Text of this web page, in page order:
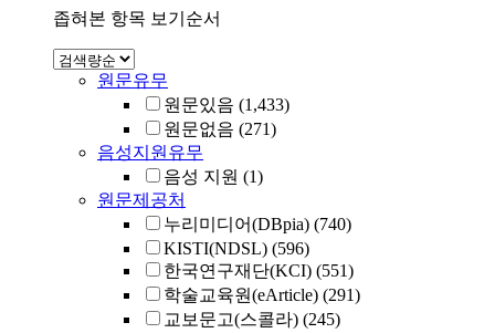
좁혀본 항목 보기순서
원문유무
원문있음 (1,433)
원문없음 (271)
음성지원유무
음성 지원 (1)
원문제공처
누리미디어(DBpia) (740)
KISTI(NDSL) (596)
한국연구재단(KCI) (551)
학술교육원(eArticle) (291)
교보문고(스콜라) (245)